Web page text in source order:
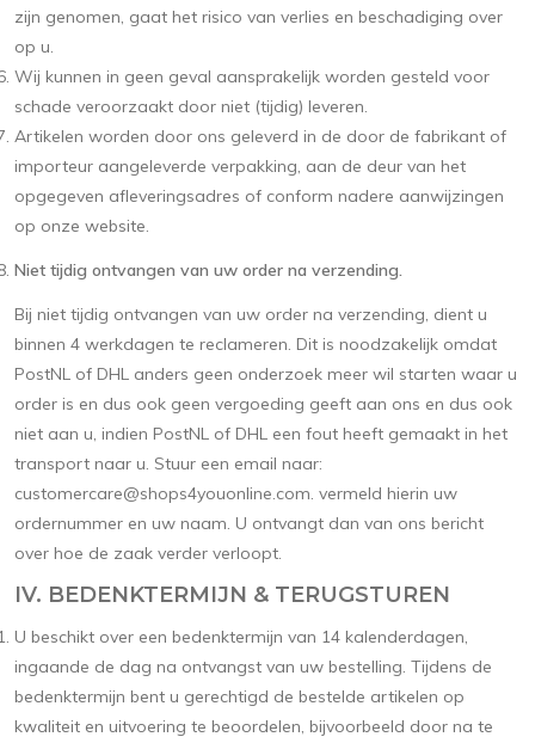
zijn genomen, gaat het risico van verlies en beschadiging over
op u.
Wij kunnen in geen geval aansprakelijk worden gesteld voor
schade veroorzaakt door niet (tijdig) leveren.
Artikelen worden door ons geleverd in de door de fabrikant of
importeur aangeleverde verpakking, aan de deur van het
opgegeven afleveringsadres of conform nadere aanwijzingen
op onze website.
Niet tijdig ontvangen van uw order na verzending.
Bij niet tijdig ontvangen van uw order na verzending, dient u
binnen 4 werkdagen te reclameren. Dit is noodzakelijk omdat
PostNL of DHL anders geen onderzoek meer wil starten waar u
order is en dus ook geen vergoeding geeft aan ons en dus ook
niet aan u, indien PostNL of DHL een fout heeft gemaakt in het
transport naar u. Stuur een email naar:
customercare@shops4youonline.com. vermeld hierin uw
ordernummer en uw naam. U ontvangt dan van ons bericht
over hoe de zaak verder verloopt.
IV. BEDENKTERMIJN & TERUGSTUREN
U beschikt over een bedenktermijn van 14 kalenderdagen,
ingaande de dag na ontvangst van uw bestelling. Tijdens de
bedenktermijn bent u gerechtigd de bestelde artikelen op
kwaliteit en uitvoering te beoordelen, bijvoorbeeld door na te